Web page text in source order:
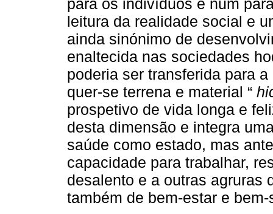
para os indivíduos e num
leitura da realidade social e
ainda sinónimo de
enaltecida nas sociedades
poderia ser transferida para
quer-se terrena e material “
prospetivo de vida longa e
desta dimensão e integra
saúde como estado, mas
capacidade para trabalhar,
desalento e a outras agruras
também de bem-estar e bem-